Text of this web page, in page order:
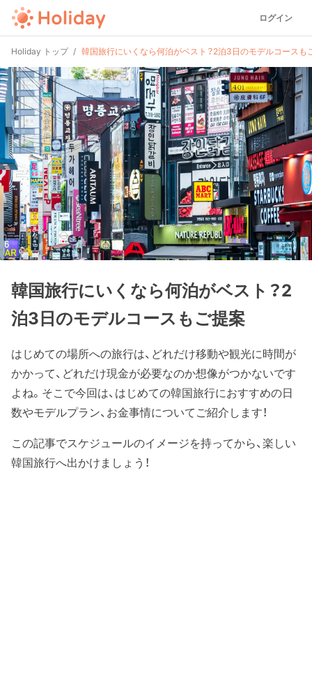
ログイン
Holiday トップ 韓国旅行にいくなら何泊がベスト？2泊3日のモデルコースも
韓国旅行にいくなら何泊がベスト？2
泊3日のモデルコースもご提案
はじめての場所への旅行は、どれだけ移動や観光に時間が
かかって、どれだけ現金が必要なのか想像がつかないです
よね。そこで今回は、はじめての韓国旅行におすすめの日
数やモデルプラン、お金事情についてご紹介します！
この記事でスケジュールのイメージを持ってから、楽しい
韓国旅行へ出かけましょう！